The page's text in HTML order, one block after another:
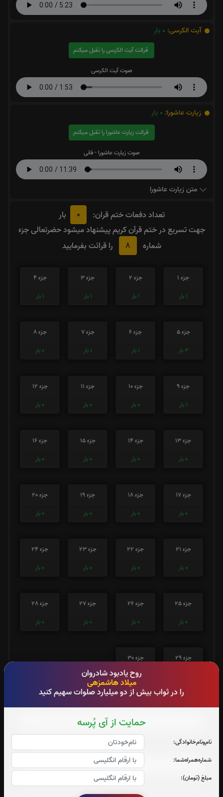
روح یادبود شادروان
میلاد هاشمزهی
را در ثواب بیش از دو میلیارد صلوات سهیم کنید
حمایت از آی پُرسه
نام‌و‌نام‌خانوادگی:
شماره‌همراه‌شما:
مبلغ (تومان):
آیت الکرسی: 0 بار
قرائت آیت الکرسی را تقبل میکنم
صوت آیت الکرسی
زیارت عاشورا: 0 بار
قرائت زیارت عاشورا را تقبل میکنم
صوت زیارت عاشورا - فانی
متن زیارت عاشورا
تعداد دفعات ختم قران: 0
بار
جهت تسریع در ختم قرآن کریم پیشنهاد میشود حضرتعالی جزء
شماره
8 را قرائت بفرمایید
جزء 1
1 بار
جزء 2
1 بار
جزء 3
1 بار
جزء 4
1 بار
جزء 5
3 بار
جزء 6
1 بار
جزء 7
1 بار
جزء 8
0 بار
جزء 9
1 بار
جزء 10
0 بار
جزء 11
0 بار
جزء 12
0 بار
جزء 13
0 بار
جزء 14
0 بار
جزء 15
0 بار
جزء 16
0 بار
جزء 17
0 بار
جزء 18
0 بار
جزء 19
0 بار
جزء 20
0 بار
جزء 21
0 بار
جزء 22
0 بار
جزء 23
0 بار
جزء 24
0 بار
جزء 25
0 بار
جزء 26
0 بار
جزء 27
0 بار
جزء 28
0 بار
جزء 29
جزء 30
0بار
صوت جزء شماره 2